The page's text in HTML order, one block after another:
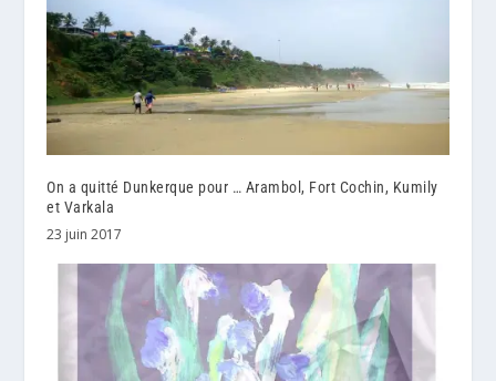
On a quitté Dunkerque pour … Arambol, Fort Cochin, Kumily
et Varkala
23 juin 2017